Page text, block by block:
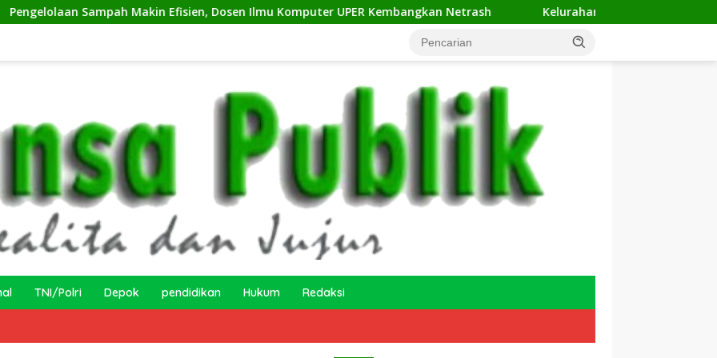
Makin Efisien, Dosen Ilmu Komputer UPER Kembangkan Netrash Kelurahan Sukamaju Gelar Jumat Bersih di RW
TNI/Polri Depok pendidikan Hukum Redaksi